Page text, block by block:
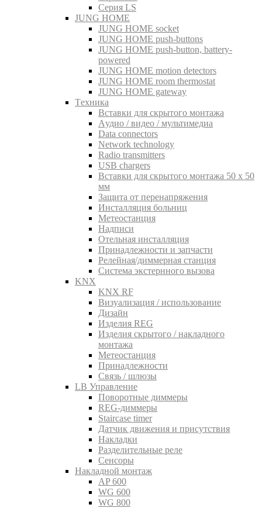
Серия LS
JUNG HOME
JUNG HOME socket
JUNG HOME push-buttons
JUNG HOME push-button, battery-
powered
JUNG HOME motion detectors
JUNG HOME room thermostat
JUNG HOME gateway
Tехника
Вставки для скрытого монтажа
Aудио / видео / мультимедиа
Data connectors
Network technology
Radio transmitters
USB chargers
Вставки для скрытого монтажа 50 x 50
мм
Защита от перенапряжения
Инсталляция больниц
Метеостанция
Надписи
Отельная инсталляция
Принадлежности и запчасти
Релейная/диммерная станция
Система экстернного вызова
KNX
KNX RF
Визуализация / использование
Дизайн
Изделия REG
Изделия скрытого / накладного
монтажа
Метеостанция
Принадлежности
Связь / шлюзы
LB Управление
Поворотные диммеры
REG-диммеры
Staircase timer
Датчик движения и присутствия
Накладки
Разделительные реле
Сенсоры
Накладной монтаж
AP 600
WG 600
WG 800